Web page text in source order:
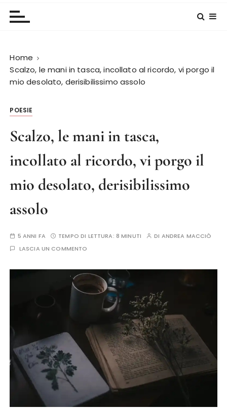
Home
Scalzo, le mani in tasca, incollato al ricordo, vi porgo il
mio desolato, derisibilissimo assolo
POESIE
Scalzo, le mani in tasca,
incollato al ricordo, vi porgo il
mio desolato, derisibilissimo
assolo
5 ANNI FA TEMPO DI LETTURA: 8 MINUTI DI ANDREA MACCIÒ
LASCIA UN COMMENTO